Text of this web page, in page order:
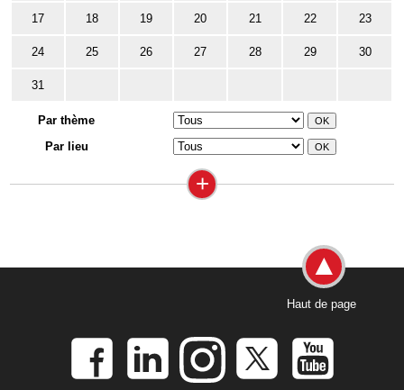
17 18 19 20 21 22 23
24 25 26 27 28 29 30
31
Par thème
Par lieu
+
Haut de page